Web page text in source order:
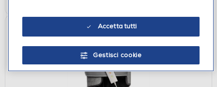
Accetta tutti
Gestisci cookie